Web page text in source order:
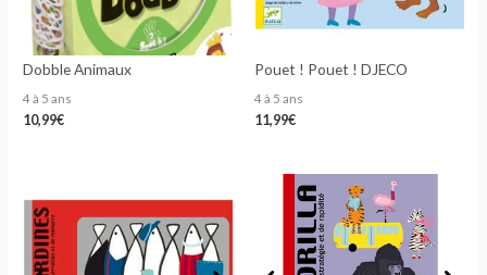
Dobble Animaux
4 à 5 ans
10,99€
Pouet ! Pouet ! DJECO
4 à 5 ans
11,99€